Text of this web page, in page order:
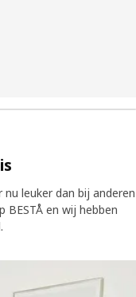
nu leuker dan bij anderen
BESTÅ en wij hebben